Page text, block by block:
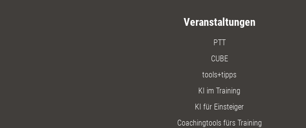
Veranstaltungen
PTT
CUBE
tools+tipps
KI im Training
KI für Einsteiger
Coachingtools fürs Training